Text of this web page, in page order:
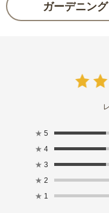
ガーデニン
★ 5
★ 4
★ 3
★ 2
★ 1